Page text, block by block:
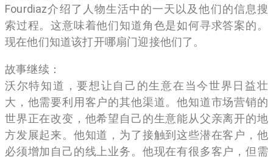
Fourdiaz介绍了人物生活中的一天以及他们的信息搜
索过程。这意味着他们知道角色是如何寻求答案的。
现在他们知道该打开哪扇门迎接他们了。
故事继续：
沃尔特知道，要想让自己的生意在当今世界日益壮
大，他需要利用客户的其他渠道。他知道市场营销的
世界正在改变，他希望自己的生意能从父亲离开的地
方发展起来。他知道，为了接触到这些潜在客户，他
必须增加自己的线上业务。他现在有很多客户，但需